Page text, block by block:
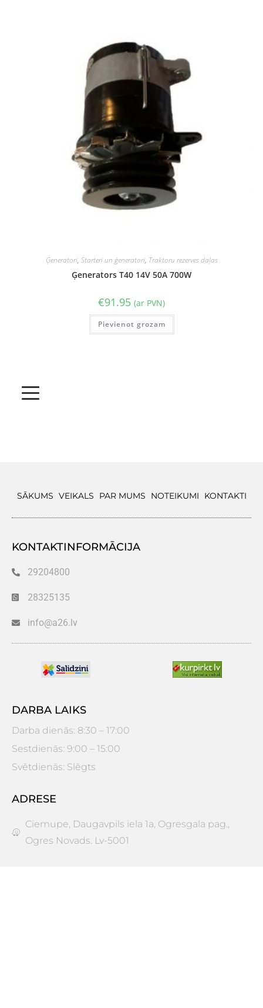
Ģeneratori, Starteri un ģeneratori, Traktoru rezerves daļas
Ģenerators T40 14V 50A 700W
€91.95 (ar PVN)
Pievienot grozam
SĀKUMS VEIKALS PAR MUMS NOTEIKUMI KONTAKTI
KONTAKTINFORMĀCIJA
29204800
28325135
info@a26.lv
DARBA LAIKS
Darba dienās: 8:30 – 17:00
Sestdienās: 9:00 – 15:00
Svētdienās: Slēgts
ADRESE
Ciemupe, Daugavpils iela 1a, Ogresgala pag.,
Ogres Novads. Lv-5001